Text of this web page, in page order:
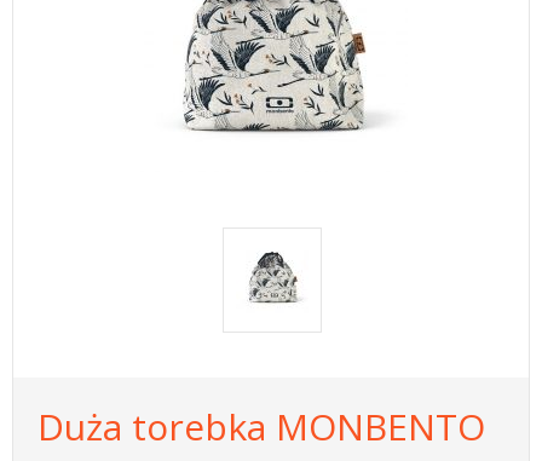
Duża torebka MONBENTO